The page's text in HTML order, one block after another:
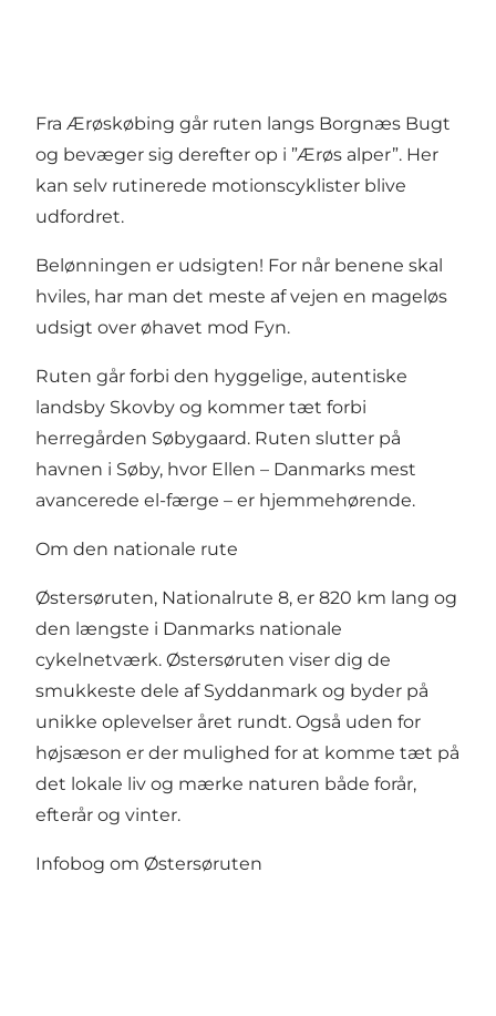
Fra Ærøskøbing går ruten langs Borgnæs Bugt
og bevæger sig derefter op i ”Ærøs alper”. Her
kan selv rutinerede motionscyklister blive
udfordret.
Belønningen er udsigten! For når benene skal
hviles, har man det meste af vejen en mageløs
udsigt over øhavet mod Fyn.
Ruten går forbi den hyggelige, autentiske
landsby Skovby og kommer tæt forbi
herregården Søbygaard. Ruten slutter på
havnen i Søby, hvor Ellen – Danmarks mest
avancerede el-færge – er hjemmehørende.
Om den nationale rute
Østersøruten, Nationalrute 8, er 820 km lang og
den længste i Danmarks nationale
cykelnetværk. Østersøruten viser dig de
smukkeste dele af Syddanmark og byder på
unikke oplevelser året rundt. Også uden for
højsæson er der mulighed for at komme tæt på
det lokale liv og mærke naturen både forår,
efterår og vinter.
Infobog om Østersøruten